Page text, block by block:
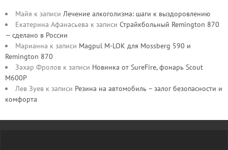
Майя к записи Лечение алкоголизма: шаги к выздоровлению
Екатерина Афанасьева к записи Страйкбольный Remington 870
— сделано в России
Марианна к записи Magpul M-LOK для Mossberg 590 и
Remington 870
Захар Фролов к записи Новинка от SureFire, фонарь Scout
M600P
Лев Зуев к записи Резина на автомобиль – залог безопасности и
комфорта